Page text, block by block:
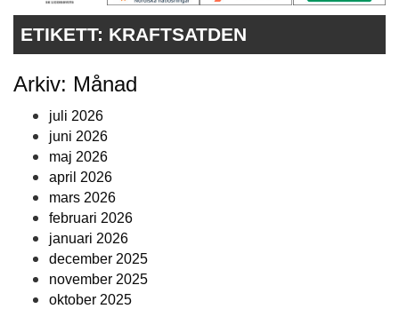
ETIKETT: KRAFTSATDEN
Arkiv: Månad
juli 2026
juni 2026
maj 2026
april 2026
mars 2026
februari 2026
januari 2026
december 2025
november 2025
oktober 2025